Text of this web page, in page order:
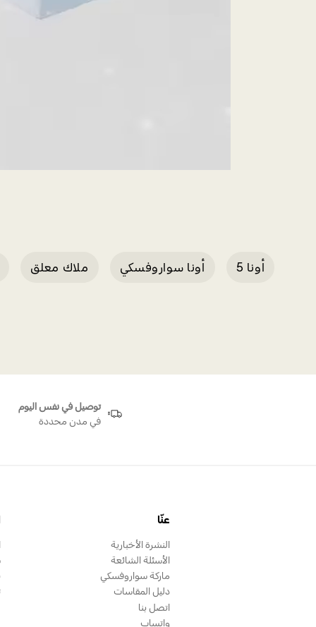
أونا 5 أونا سواروفسكي ملاك معلق
توصيل في نفس اليوم
في مدن محددة
عنّا
النشرة الأخبارية
الأسئلة الشائعة
ماركة سواروفسكي
دليل المقاسات
اتصل بنا
واتساب